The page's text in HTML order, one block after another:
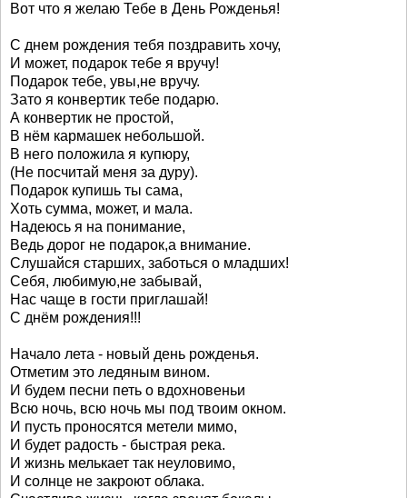
Вот что я желаю Тебе в День Рожденья!
С днем рождения тебя поздравить хочу,
И может, подарок тебе я вручу!
Подарок тебе, увы,не вручу.
Зато я конвертик тебе подарю.
А конвертик не простой,
В нём кармашек небольшой.
В него положила я купюру,
(Не посчитай меня за дуру).
Подарок купишь ты сама,
Хоть сумма, может, и мала.
Надеюсь я на понимание,
Ведь дорог не подарок,а внимание.
Слушайся старших, заботься о младших!
Себя, любимую,не забывай,
Нас чаще в гости приглашай!
С днём рождения!!!
Начало лета - новый день рожденья.
Отметим это ледяным вином.
И будем песни петь о вдохновеньи
Всю ночь, всю ночь мы под твоим окном.
И пусть проносятся метели мимо,
И будет радость - быстрая река.
И жизнь мелькает так неуловимо,
И солнце не закроют облака.